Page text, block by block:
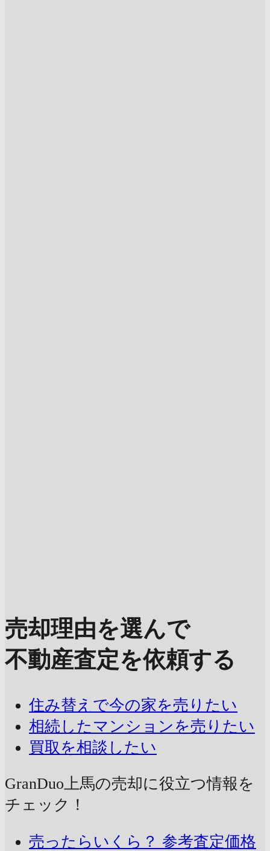
売却理由を選んで
不動産査定を依頼する
住み替えで今の家を売りたい
相続したマンションを売りたい
買取を相談したい
GranDuo上馬の売却に役立つ情報を
チェック！
売ったらいくら？ 参考査定価格